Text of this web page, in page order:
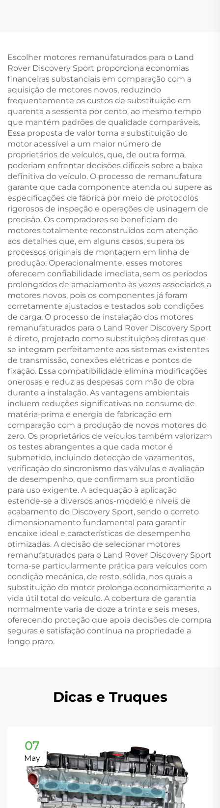
gasolina
Escolher motores remanufaturados para o Land
Rover Discovery Sport proporciona economias
financeiras substanciais em comparação com a
aquisição de motores novos, reduzindo
frequentemente os custos de substituição em
quarenta a sessenta por cento, ao mesmo tempo
que mantém padrões de qualidade comparáveis.
Essa proposta de valor torna a substituição do
motor acessível a um maior número de
proprietários de veículos, que, de outra forma,
poderiam enfrentar decisões difíceis sobre a baixa
definitiva do veículo. O processo de remanufatura
garante que cada componente atenda ou supere as
especificações de fábrica por meio de protocolos
rigorosos de inspeção e operações de usinagem de
precisão. Os compradores se beneficiam de
motores totalmente reconstruídos com atenção
aos detalhes que, em alguns casos, supera os
processos originais de montagem em linha de
produção. Operacionalmente, esses motores
oferecem confiabilidade imediata, sem os períodos
prolongados de amaciamento às vezes associados a
motores novos, pois os componentes já foram
corretamente ajustados e testados sob condições
de carga. O processo de instalação dos motores
remanufaturados para o Land Rover Discovery Sport
é direto, projetado como substituições diretas que
se integram perfeitamente aos sistemas existentes
de transmissão, conexões elétricas e pontos de
fixação. Essa compatibilidade elimina modificações
onerosas e reduz as despesas com mão de obra
durante a instalação. As vantagens ambientais
incluem reduções significativas no consumo de
matéria-prima e energia de fabricação em
comparação com a produção de novos motores do
zero. Os proprietários de veículos também valorizam
os testes abrangentes a que cada motor é
submetido, incluindo detecção de vazamentos,
verificação do sincronismo das válvulas e avaliação
de desempenho, que confirmam sua prontidão
para uso exigente. A adequação à aplicação
estende-se a diversos anos-modelo e níveis de
acabamento do Discovery Sport, sendo o correto
dimensionamento fundamental para garantir
encaixe ideal e características de desempenho
otimizadas. A decisão de selecionar motores
remanufaturados para o Land Rover Discovery Sport
torna-se particularmente prática para veículos com
condição mecânica, de resto, sólida, nos quais a
substituição do motor prolonga economicamente a
vida útil total do veículo. A cobertura de garantia
normalmente varia de doze a trinta e seis meses,
oferecendo proteção que apoia decisões de compra
seguras e satisfação contínua na propriedade a
longo prazo.
Dicas e Truques
07
May